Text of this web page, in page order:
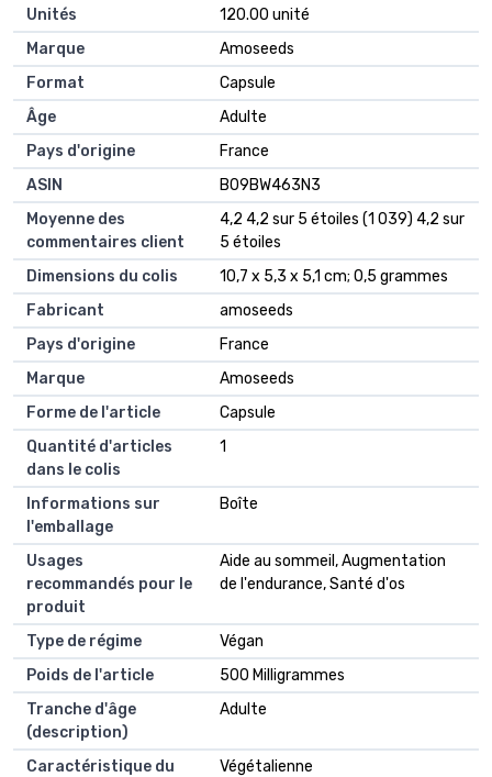
Unités
‎120.00 unité
Marque
‎Amoseeds
Format
‎Capsule
Âge
‎Adulte
Pays d'origine
‎France
ASIN
B09BW463N3
Moyenne des
commentaires client
4,2 4,2 sur 5 étoiles (1 039) 4,2 sur
5 étoiles
Dimensions du colis
10,7 x 5,3 x 5,1 cm; 0,5 grammes
Fabricant
amoseeds
Pays d'origine
France
Marque
Amoseeds
Forme de l'article
Capsule
Quantité d'articles
dans le colis
1
Informations sur
l'emballage
Boîte
Usages
recommandés pour le
produit
Aide au sommeil, Augmentation
de l'endurance, Santé d'os
Type de régime
Végan
Poids de l'article
500 Milligrammes
Tranche d'âge
(description)
Adulte
Caractéristique du
Végétalienne